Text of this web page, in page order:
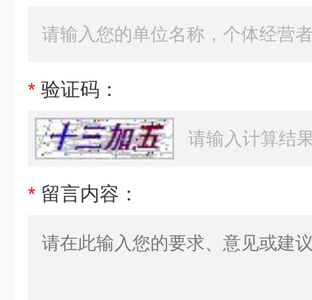
* 验证码：
* 留言内容：